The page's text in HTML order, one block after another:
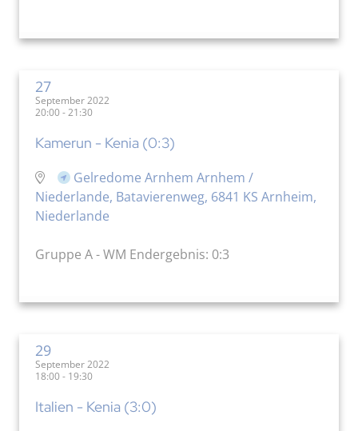
27
September 2022
20:00 - 21:30
Kamerun - Kenia (0:3)
Gelredome Arnhem Arnhem /
Niederlande, Batavierenweg, 6841 KS Arnheim,
Niederlande
Gruppe A - WM Endergebnis: 0:3
29
September 2022
18:00 - 19:30
Italien - Kenia (3:0)